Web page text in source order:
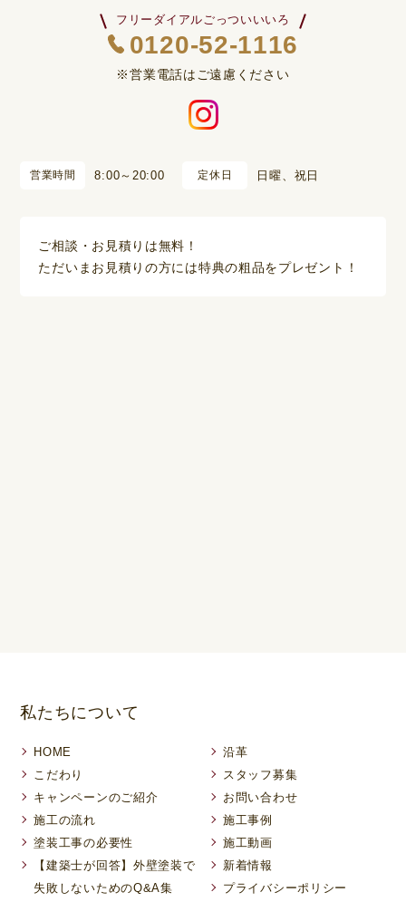
フリーダイアルごっついいいろ
0120-52-1116
※営業電話はご遠慮ください
営業時間 8:00～20:00 定休日 日曜、祝日
ご相談・お見積りは無料！
ただいまお見積りの方には特典の粗品をプレゼント！
私たちについて
HOME
こだわり
キャンペーンのご紹介
施工の流れ
塗装工事の必要性
【建築士が回答】外壁塗装で
失敗しないためのQ&A集
沿革
スタッフ募集
お問い合わせ
施工事例
施工動画
新着情報
プライバシーポリシー